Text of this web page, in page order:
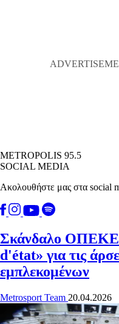
METROPOLIS 95.5
SOCIAL MEDIA
Ακολουθήστε μας στα social
Σκάνδαλο
d'état» για τις
εμπλεκομένων
Metrosport Team 20.04.2026